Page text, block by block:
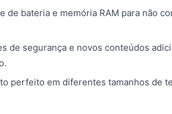
de bateria e memória RAM para não
de segurança e novos conteúdos
perfeito em diferentes tamanhos de